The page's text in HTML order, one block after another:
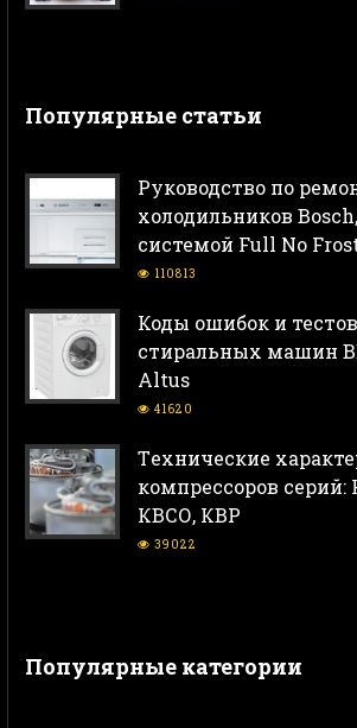
Популярные статьи
Руководство по
холодильников
системой Full No
110813
Коды ошибок и
стиральных машин
Altus
41620
Тeхнические
компрессоров
КВСО, КВР
39022
Популярные категории